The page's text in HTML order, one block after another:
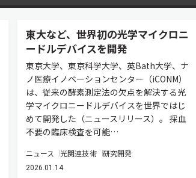
東大など、世界初の光学マイクロニ
ードルデバイスを開発
東京大学、東京科学大学、英Bath大学、ナ
ノ医療イノベーションセンター（iCONM）
は、従来の酵素測定法の欠点を解決する光
学マイクロニードルデバイスを世界ではじ
めて開発した（ニュースリリース）。 採血
不要の臨床検査を可能…
ニュース 光関連技術 研究開発
2026.01.14